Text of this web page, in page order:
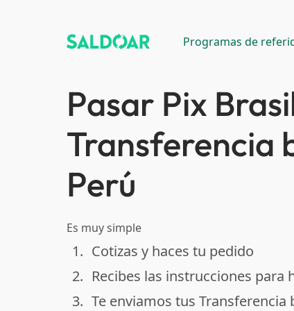
Programas de
Pasar Pix
Transferencia
Perú
Es muy simple
done
1. Cotizas y haces tu pedido
done
2. Recibes las instrucciones para
done
3. Te enviamos tus Transferencia